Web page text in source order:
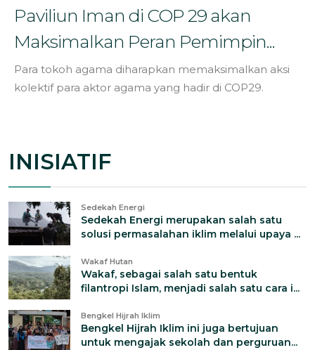
Paviliun Iman di COP 29 akan
Maksimalkan Peran Pemimpin...
Para tokoh agama diharapkan memaksimalkan aksi
kolektif para aktor agama yang hadir di COP29.
INISIATIF
Sedekah Energi
Sedekah Energi merupakan salah satu
solusi permasalahan iklim melalui upaya ...
Wakaf Hutan
Wakaf, sebagai salah satu bentuk
filantropi Islam, menjadi salah satu cara i...
Bengkel Hijrah Iklim
Bengkel Hijrah Iklim ini juga bertujuan
untuk mengajak sekolah dan perguruan...